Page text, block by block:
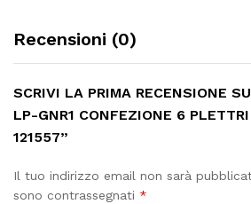
Recensioni (0)
SCRIVI LA PRIMA RECENSIONE
LP-GNR1 CONFEZIONE 6 PLETTRI
121557”
Il tuo indirizzo email non sarà
sono contrassegnati *